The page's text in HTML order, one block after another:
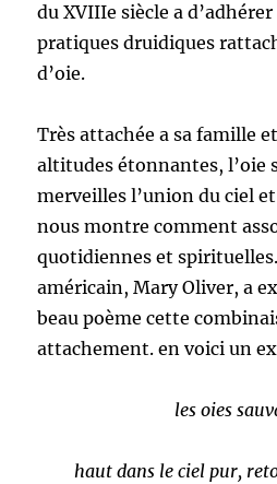
du XVIIIe siècle a
pratiques druidiques
d’oie.
Très attachée a sa famille
altitudes étonnantes, l’oie
merveilles l’union du ciel
nous montre comment
quotidiennes et
américain, Mary Oliver, a
beau poème cette
attachement. en voici un
les oies
haut dans le ciel pur,